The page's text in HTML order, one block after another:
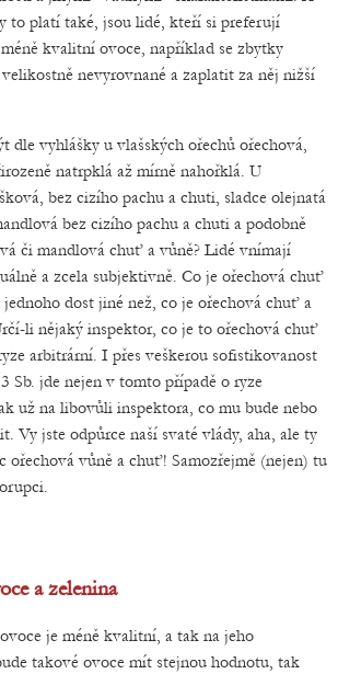
to platí také, jsou lidé, kteří si preferují
kvalitní ovoce, například se zbytky
nevyrovnané a zaplatit za něj nižší
dle vyhlášky u vlašských ořechů ořechová,
natrpklá až mírně nahořklá. U
bez cizího pachu a chuti, sladce olejnatá
bez cizího pachu a chuti a podobně
či mandlová chuť a vůně? Lidé vnímají
a zcela subjektivně. Co je ořechová chuť
dost jiné než, co je ořechová chuť a
li nějaký inspektor, co je to ořechová chuť
arbitrární. I přes veškerou sofistikovanost
Sb. jde nejen v tomto případě o ryze
už na libovůli inspektora, co mu bude nebo
Vy jste odpůrce naší svaté vlády, aha, ale ty
ořechová vůně a chuť! Samozřejmě (nejen) tu
a zelenina
je méně kvalitní, a tak na jeho
takové ovoce mít stejnou hodnotu, tak